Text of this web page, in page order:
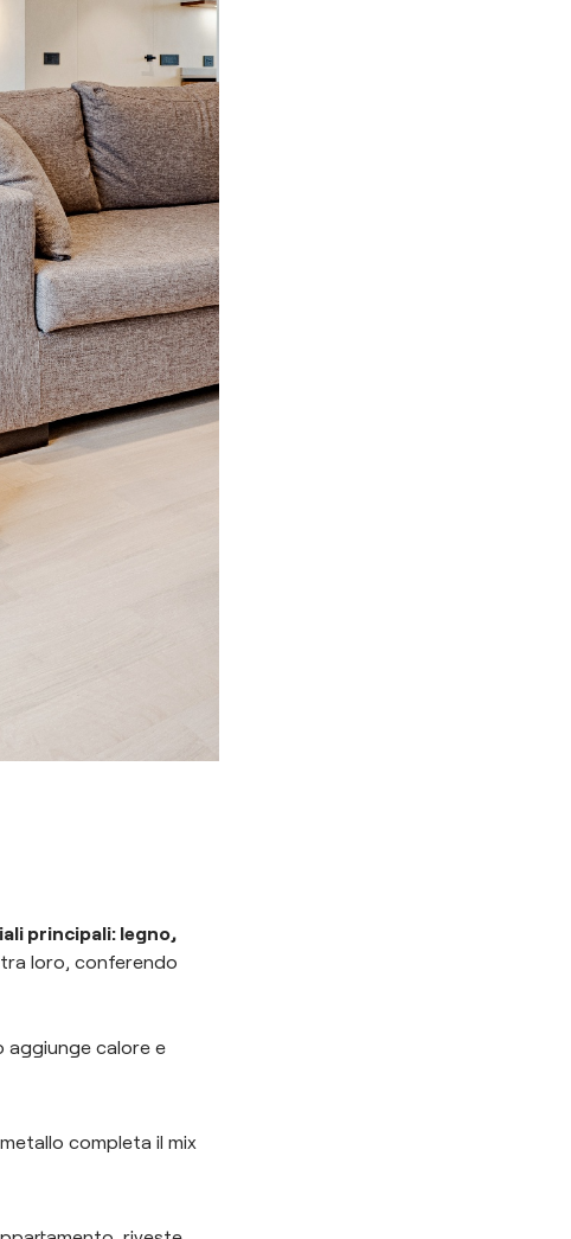
principali: legno,
loro, conferendo
aggiunge calore e
completa il mix